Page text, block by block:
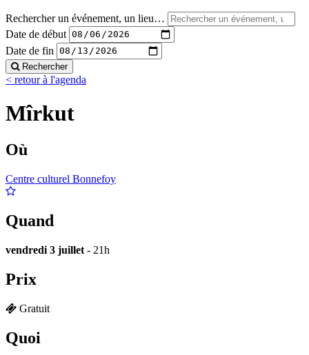
Rechercher un événement, un lieu…
Date de début
Date de fin
Rechercher
< retour à l'agenda
Mîrkut
Où
Centre culturel Bonnefoy
Quand
vendredi 3 juillet - 21h
Prix
Gratuit
Quoi